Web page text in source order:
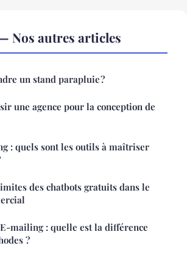
Nos autres articles
un stand parapluie ?
une agence pour la conception de
: quels sont les outils à maîtriser
des chatbots gratuits dans le
mailing : quelle est la différence
?